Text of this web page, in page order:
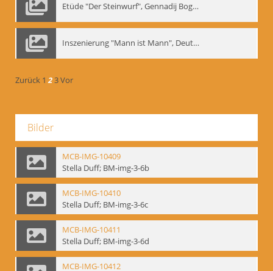
Etüde "Der Steinwurf", Gennadij Bogdanow
Inszenierung "Mann ist Mann", Deutsches Theater Berlin, 1997
Zurück 1 23Vor
Bilder
MCB-IMG-10409
Stella Duff; BM-img-3-6b
MCB-IMG-10410
Stella Duff; BM-img-3-6c
MCB-IMG-10411
Stella Duff; BM-img-3-6d
MCB-IMG-10412